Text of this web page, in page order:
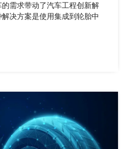
需求带动了汽车工程创新解
决方案是使用集成到轮胎中